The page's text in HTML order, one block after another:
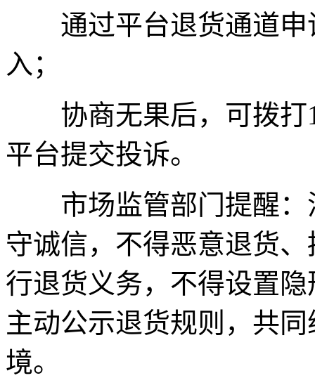
通过平台退货通道申
入；
协商无果后，可拨打
平台提交投诉。
市场监管部门提醒：
守诚信，不得恶意退货
行退货义务，不得设置
主动公示退货规则，共
境。